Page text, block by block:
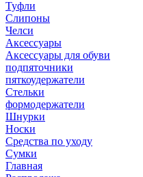
Туфли
Слипоны
Челси
Аксессуары
Аксессуары для обуви
подпяточники
пяткоудержатели
Стельки
формодержатели
Шнурки
Носки
Средства по уходу
Сумки
Главная